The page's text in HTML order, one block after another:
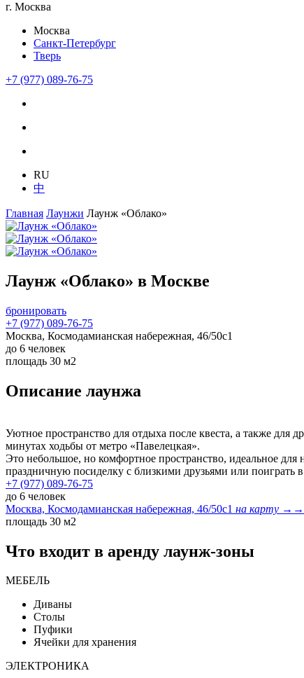
г. Москва
Москва
Санкт-Петербург
Тверь
+7 (977) 089-76-75
RU
中
Главная Лаунжи Лаунж «Облако»
Лаунж «Облако» в Москве
бронировать
+7 (977) 089-76-75
Москва, Космодамианская набережная, 46/50с1
до 6 человек
площадь 30 м2
Описание лаунжа
Уютное пространство для отдыха после квеста, а также для
минутах ходьбы от метро «Павелецкая».
Это небольшое, но комфортное пространство, идеальное
праздничную посиделку с близкими друзьями или поиграть
+7 (977) 089-76-75
до 6 человек
Москва, Космодамианская набережная, 46/50с1 на карту → →
площадь 30 м2
Что входит в аренду лаунж-зоны
МЕБЕЛЬ
Диваны
Столы
Пуфики
Ячейки для хранения
ЭЛЕКТРОНИКА